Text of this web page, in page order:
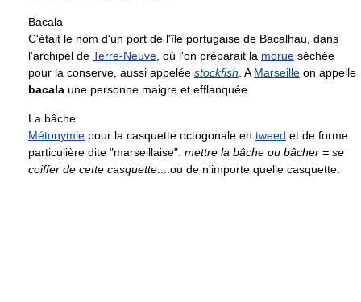
Bacala
C'était le nom d'un port de l'île portugaise de Bacalhau, dans
l'archipel de Terre-Neuve , où l'on préparait la morue séchée
pour la conserve, aussi appelée stockfish . A Marseille on appelle
bacala une personne maigre et efflanquée.
La bâche
Métonymie pour la casquette octogonale en tweed et de forme
particulière dite "marseillaise". mettre la bâche ou bâcher = se
coiffer de cette casquette ....ou de n'importe quelle casquette.